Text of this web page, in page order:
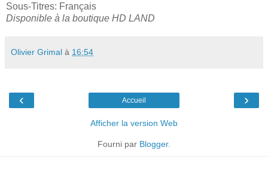
Sous-Titres: Français
Disponible à la boutique HD LAND
Olivier Grimal à 16:54
‹ ›
Accueil
Afficher la version Web
Fourni par Blogger.